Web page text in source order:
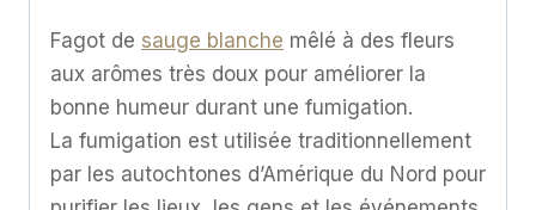
Fagot de sauge blanche mêlé à des fleurs
aux arômes très doux pour améliorer la
bonne humeur durant une fumigation.
La fumigation est utilisée traditionnellement
par les autochtones d’Amérique du Nord pour